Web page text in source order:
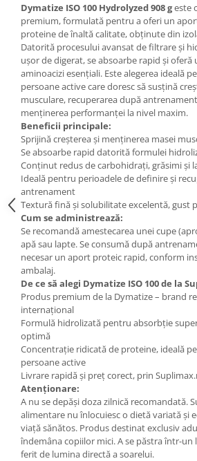
Dymatize ISO 100 Hydrolyzed 908 geste
premium, formulată pentru a oferi un
proteine de înaltă calitate, obținute din
Datorită procesului avansat de filtrare și
ușor de digerat, se absoarbe rapid și
aminoacizi esențiali. Este alegerea ideală
persoane active care doresc să susțină
musculare, recuperarea după
menținerea performanței la nivel maxim.
Beneficii principale:
Sprijină creșterea și menținerea masei
Se absoarbe rapid datorită formulei
Conținut redus de carbohidrați, grăsimi și
Ideală pentru perioadele de definire și
antrenament
Textură fină și solubilitate excelentă, gust
Cum se administrează:
Se recomandă amestecarea unei cupe
apă sau lapte. Se consumă după
necesar un aport proteic rapid, conform
ambalaj.
De ce să alegi Dymatize ISO 100 de la
Produs premium de la Dymatize – brand
internațional
Formulă hidrolizată pentru absorbție
optimă
Concentrație ridicată de proteine, ideală
persoane active
Livrare rapidă și preț corect, prin
Atenționare:
A nu se depăși doza zilnică recomandată.
alimentare nu înlocuiesc o dietă variată și
viață sănătos. Produs destinat exclusiv
îndemâna copiilor mici. A se păstra într-un
ferit de lumina directă a soarelui.